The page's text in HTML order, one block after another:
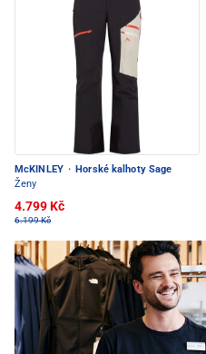
McKINLEY · Horské kalhoty Sage
Ženy
4.799 Kč
6.199 Kč